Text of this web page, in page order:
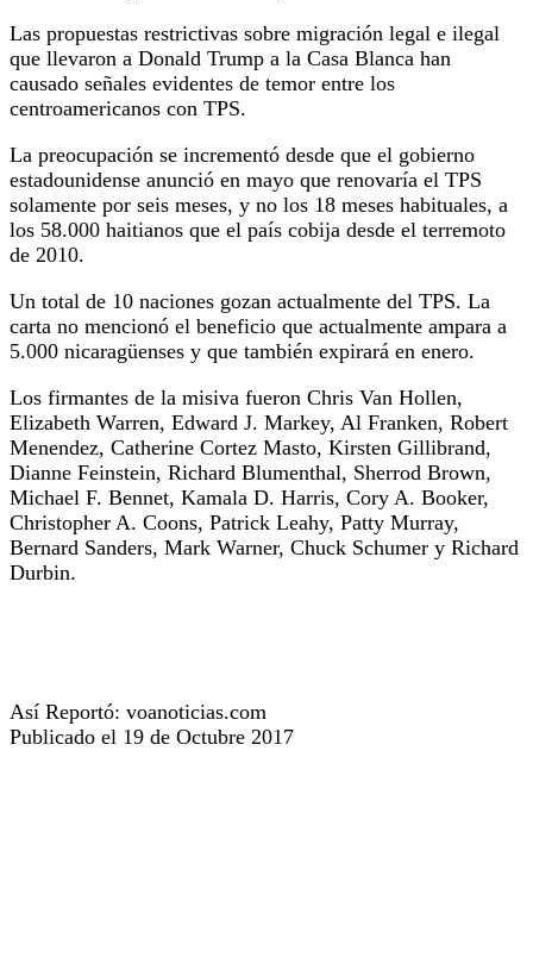
Las propuestas restrictivas sobre migración legal e ilegal
que llevaron a Donald Trump a la Casa Blanca han
causado señales evidentes de temor entre los
centroamericanos con TPS.
La preocupación se incrementó desde que el gobierno
estadounidense anunció en mayo que renovaría el TPS
solamente por seis meses, y no los 18 meses habituales, a
los 58.000 haitianos que el país cobija desde el terremoto
de 2010.
Un total de 10 naciones gozan actualmente del TPS. La
carta no mencionó el beneficio que actualmente ampara a
5.000 nicaragüenses y que también expirará en enero.
Los firmantes de la misiva fueron Chris Van Hollen,
Elizabeth Warren, Edward J. Markey, Al Franken, Robert
Menendez, Catherine Cortez Masto, Kirsten Gillibrand,
Dianne Feinstein, Richard Blumenthal, Sherrod Brown,
Michael F. Bennet, Kamala D. Harris, Cory A. Booker,
Christopher A. Coons, Patrick Leahy, Patty Murray,
Bernard Sanders, Mark Warner, Chuck Schumer y Richard
Durbin.
Así Reportó: voanoticias.com
Publicado el 19 de Octubre 2017